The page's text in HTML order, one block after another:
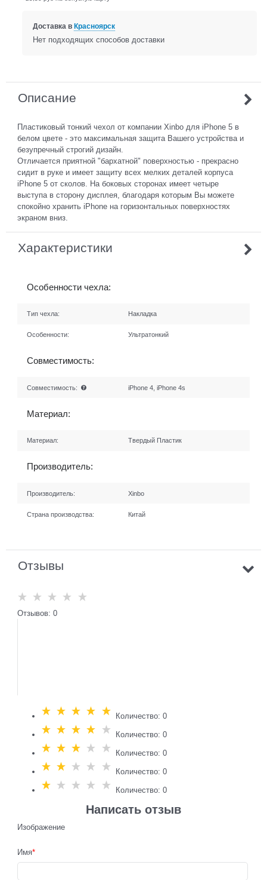
Доставка в Красноярск
Нет подходящих способов доставки
Описание
Пластиковый тонкий чехол от компании Xinbo для iPhone 5 в
белом цвете - это максимальная защита Вашего устройства и
безупречный строгий дизайн.
Отличается приятной "бархатной" поверхностью - прекрасно
сидит в руке и имеет защиту всех мелких деталей корпуса
iPhone 5 от сколов. На боковых сторонах имеет четыре
выступа в сторону дисплея, благодаря которым Вы можете
спокойно хранить iPhone на горизонтальных поверхностях
экраном вниз.
Характеристики
Особенности чехла:
Тип чехла: Накладка
Особенности: Ультратонкий
Совместимость:
Совместимость: iPhone 4, iPhone 4s
Материал:
Материал: Твердый Пластик
Производитель:
Производитель: Xinbo
Страна производства: Китай
Отзывы
Отзывов: 0
Количество: 0
Количество: 0
Количество: 0
Количество: 0
Количество: 0
Написать отзыв
Изображение
Имя